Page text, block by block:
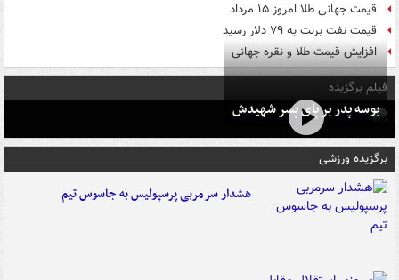
قیمت جهانی طلا امروز ۱۵ مرداد
قیمت نفت برنت به ۷۹ دلار رسید
افزایش قیمت طلا و نقره جهانی
فیلم برگزیده
بوسه‌ پدر بر پای پسر شهیدش
برگزیده ورزشی
هشدار سرمربی پرسپولیس به جاسوس تیم